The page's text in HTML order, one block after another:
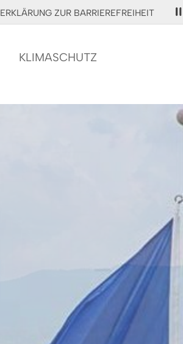
ERKLÄRUNG ZUR BARRIEREFREIHEIT
KLIMASCHUTZ